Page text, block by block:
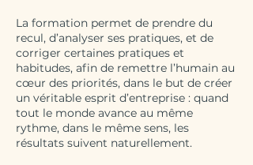
La formation permet de prendre du
recul, d’analyser ses pratiques, et de
corriger certaines pratiques et
habitudes, afin de remettre l’humain au
cœur des priorités, dans le but de créer
un véritable esprit d’entreprise : quand
tout le monde avance au même
rythme, dans le même sens, les
résultats suivent naturellement.